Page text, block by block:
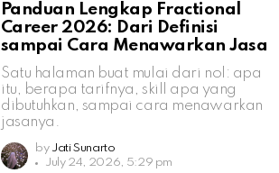
Panduan Lengkap Fractional
Career 2026: Dari Definisi
sampai Cara Menawarkan Jasa
Satu halaman buat mulai dari nol: apa
itu, berapa tarifnya, skill apa yang
dibutuhkan, sampai cara menawarkan
jasanya.
by Jati Sunarto
July 24, 2026, 5:29 pm